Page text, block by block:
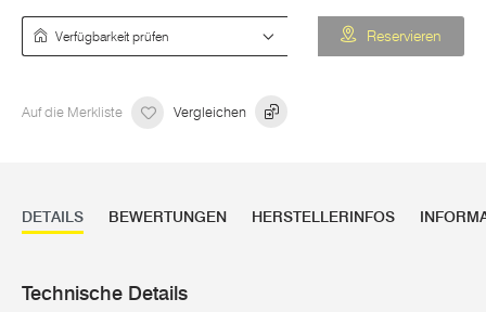
Reservieren
Auf die Merkliste Vergleichen
DETAILS BEWERTUNGEN HERSTELLERINFOS
Technische Details